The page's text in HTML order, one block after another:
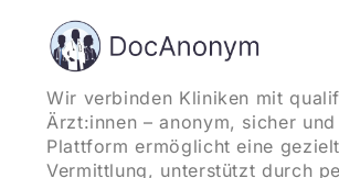
Wir verbinden Kliniken mit
Ärzt:innen – anonym, sicher
Plattform ermöglicht eine
Vermittlung, unterstützt durch